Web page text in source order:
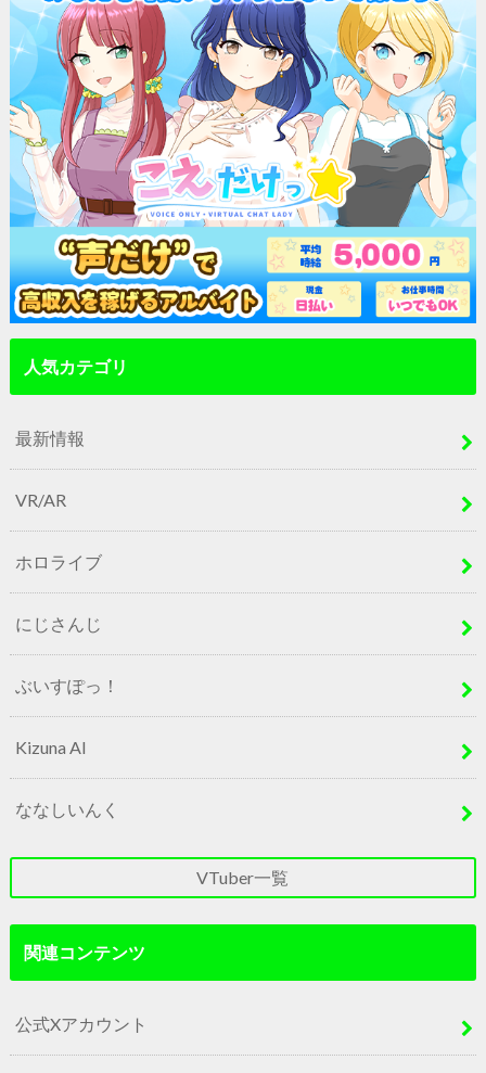
人気カテゴリ
最新情報
VR/AR
ホロライブ
にじさんじ
ぶいすぽっ！
Kizuna AI
ななしいんく
VTuber一覧
関連コンテンツ
公式Xアカウント